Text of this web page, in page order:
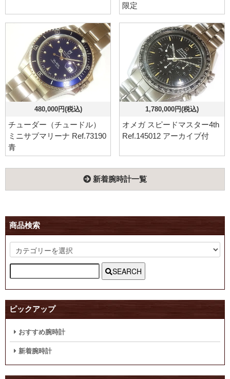
限定
480,000円(税込)
チューダー（チュードル）
ミニサブマリーナ Ref.73190
青
1,780,000円(税込)
オメガ スピードマスター4th
Ref.145012 アーカイブ付
新着腕時計一覧
商品検索
SEARCH
ピックアップ
おすすめ腕時計
新着腕時計